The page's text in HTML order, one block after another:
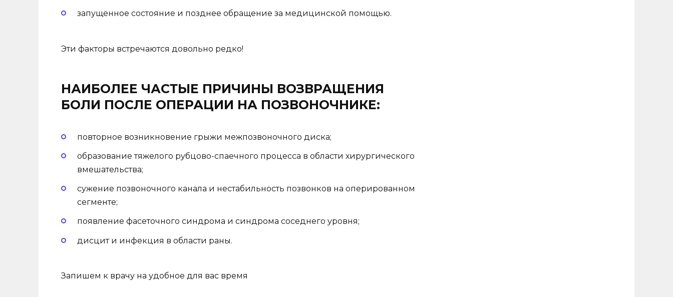
запущенное состояние и позднее обращение за медицинской помощью.
Эти факторы встречаются довольно редко!
НАИБОЛЕЕ ЧАСТЫЕ ПРИЧИНЫ ВОЗВРАЩЕНИЯ
БОЛИ ПОСЛЕ ОПЕРАЦИИ НА ПОЗВОНОЧНИКЕ:
повторное возникновение грыжи межпозвоночного диска;
образование тяжелого рубцово-спаечного процесса в области хирургического
вмешательства;
сужение позвоночного канала и нестабильность позвонков на оперированном
сегменте;
появление фасеточного синдрома и синдрома соседнего уровня;
дисцит и инфекция в области раны.
Запишем к врачу на удобное для вас время